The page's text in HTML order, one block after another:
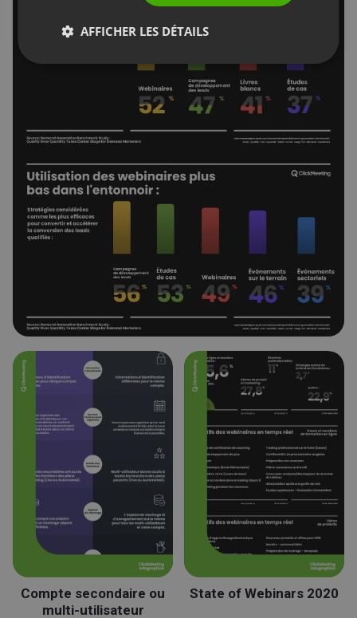
Compte secondaire ou
multi-utilisateur
State of Webinars 2020
AFFICHER LES DÉTAILS